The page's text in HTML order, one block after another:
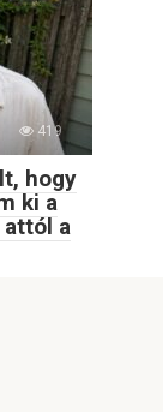
419
hogy
ki a
a